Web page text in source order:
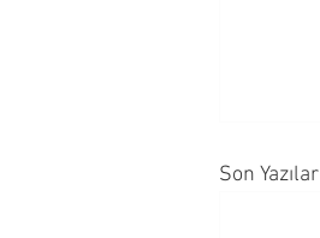
Son Yazılar